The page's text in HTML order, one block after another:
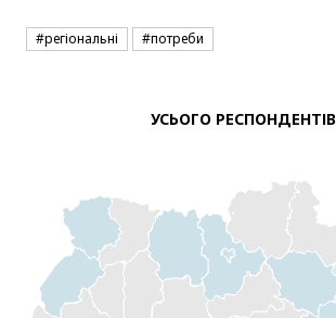
#регіональні #потреби
УСЬОГО РЕСПОНДЕНТІВ